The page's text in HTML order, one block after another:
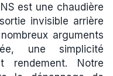
est une chaudière
invisible arrière
arguments
une simplicité
rendement. Notre